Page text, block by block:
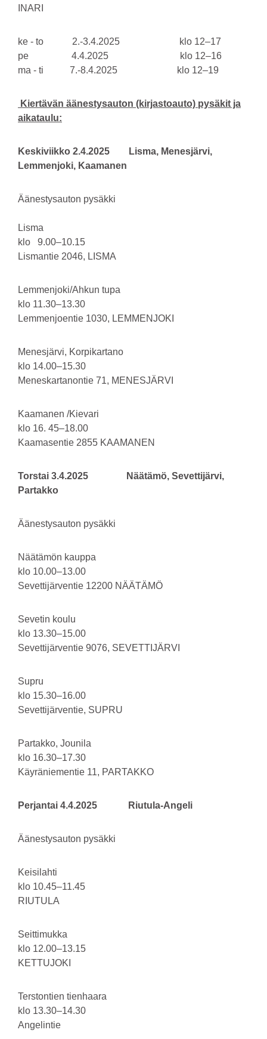
INARI
ke - to 2.-3.4.2025 klo 12–17
pe 4.4.2025 klo 12–16
ma - ti 7.-8.4.2025 klo 12–19
Kiertävän äänestysauton (kirjastoauto) pysäkit ja
aikataulu:
Keskiviikko 2.4.2025 Lisma, Menesjärvi,
Lemmenjoki, Kaamanen
Äänestysauton pysäkki
Lisma
klo 9.00–10.15
Lismantie 2046, LISMA
Lemmenjoki/Ahkun tupa
klo 11.30–13.30
Lemmenjoentie 1030, LEMMENJOKI
Menesjärvi, Korpikartano
klo 14.00–15.30
Meneskartanontie 71, MENESJÄRVI
Kaamanen /Kievari
klo 16. 45–18.00
Kaamasentie 2855 KAAMANEN
Torstai 3.4.2025 Näätämö, Sevettijärvi,
Partakko
Äänestysauton pysäkki
Näätämön kauppa
klo 10.00–13.00
Sevettijärventie 12200 NÄÄTÄMÖ
Sevetin koulu
klo 13.30–15.00
Sevettijärventie 9076, SEVETTIJÄRVI
Supru
klo 15.30–16.00
Sevettijärventie, SUPRU
Partakko, Jounila
klo 16.30–17.30
Käyräniementie 11, PARTAKKO
Perjantai 4.4.2025 Riutula-Angeli
Äänestysauton pysäkki
Keisilahti
klo 10.45–11.45
RIUTULA
Seittimukka
klo 12.00–13.15
KETTUJOKI
Terstontien tienhaara
klo 13.30–14.30
Angelintie